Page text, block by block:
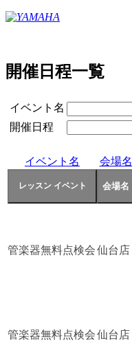
開催日程一覧
イベント名
開催日程
イベント名 会場名
管楽器無料点検会仙台店
管楽器無料点検会仙台店